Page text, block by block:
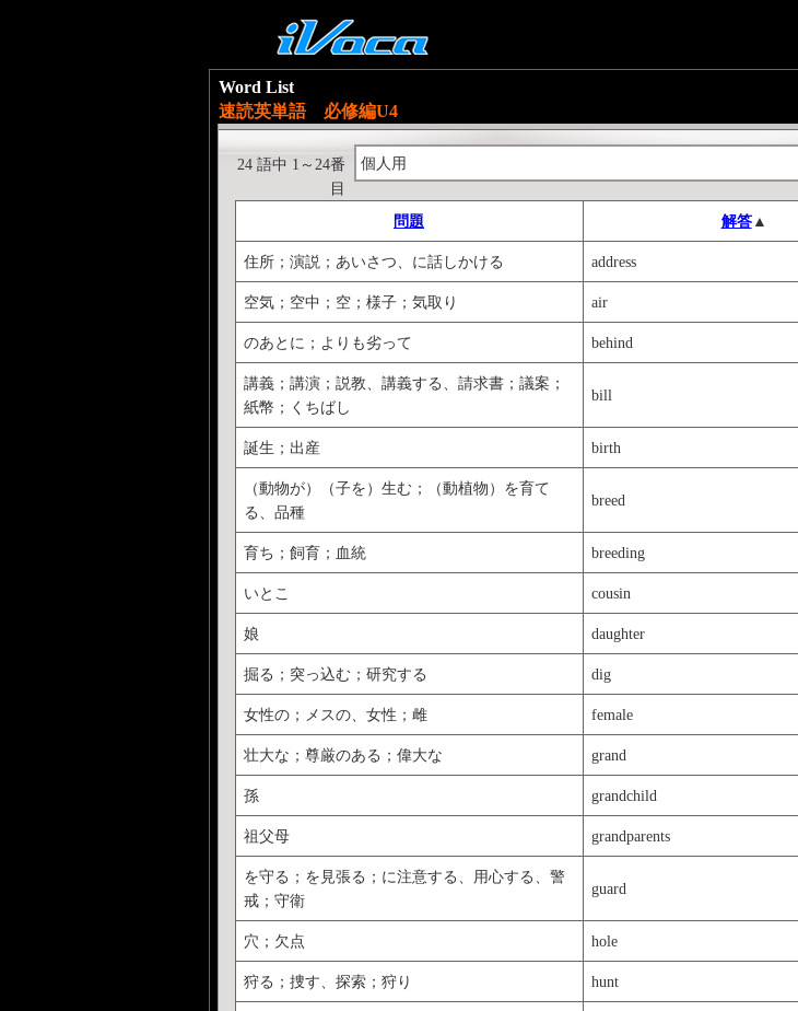
Word List
速読英単語 必修編U4
個人用
24 語中 1～24番
目
問題
解答▲
住所；演説；あいさつ、に話しかける address
空気；空中；空；様子；気取り air
のあとに；よりも劣って behind
講義；講演；説教、講義する、請求書；議案；
紙幣；くちばし
bill
誕生；出産 birth
（動物が）（子を）生む；（動植物）を育て
る、品種
breed
育ち；飼育；血統 breeding
いとこ cousin
娘 daughter
掘る；突っ込む；研究する dig
女性の；メスの、女性；雌 female
壮大な；尊厳のある；偉大な grand
孫 grandchild
祖父母 grandparents
を守る；を見張る；に注意する、用心する、警
戒；守衛
guard
穴；欠点 hole
狩る；捜す、探索；狩り hunt